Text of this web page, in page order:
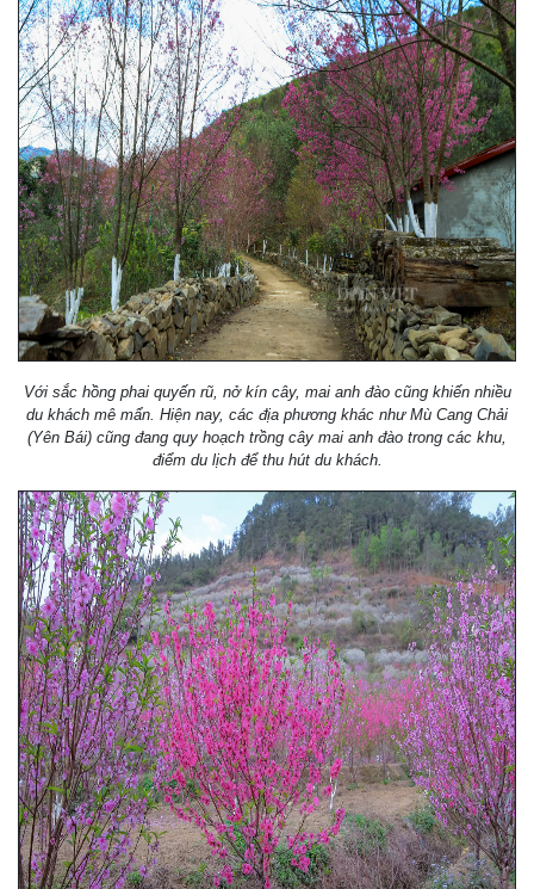
Với sắc hồng phai quyến rũ, nở kín cây, mai anh đào cũng khiến nhiều
du khách mê mẩn. Hiện nay, các địa phương khác như Mù Cang Chải
(Yên Bái) cũng đang quy hoạch trồng cây mai anh đào trong các khu,
điểm du lịch để thu hút du khách.